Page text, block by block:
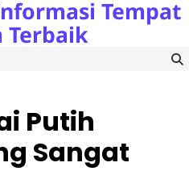
Tempat
Terbaik
Putih
Sangat